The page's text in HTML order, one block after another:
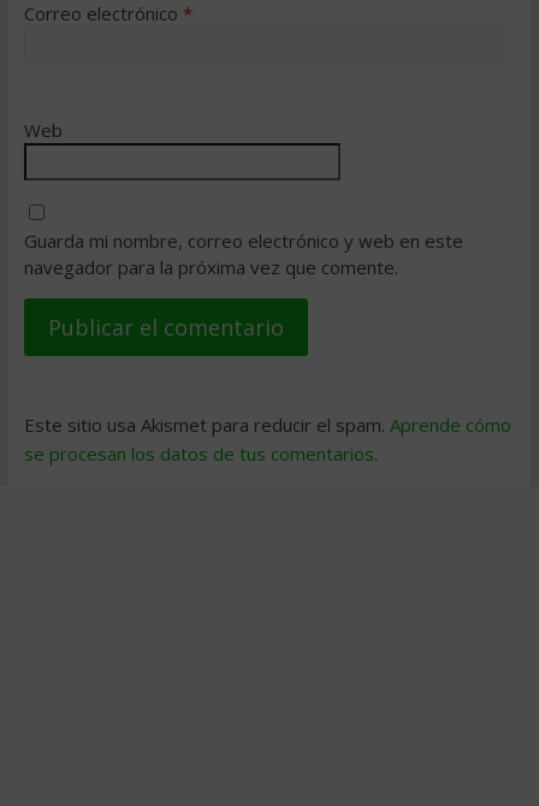
Correo electrónico *
Web
Guarda mi nombre, correo electrónico y web en este
navegador para la próxima vez que comente.
Este sitio usa Akismet para reducir el spam. Aprende cómo
se procesan los datos de tus comentarios.